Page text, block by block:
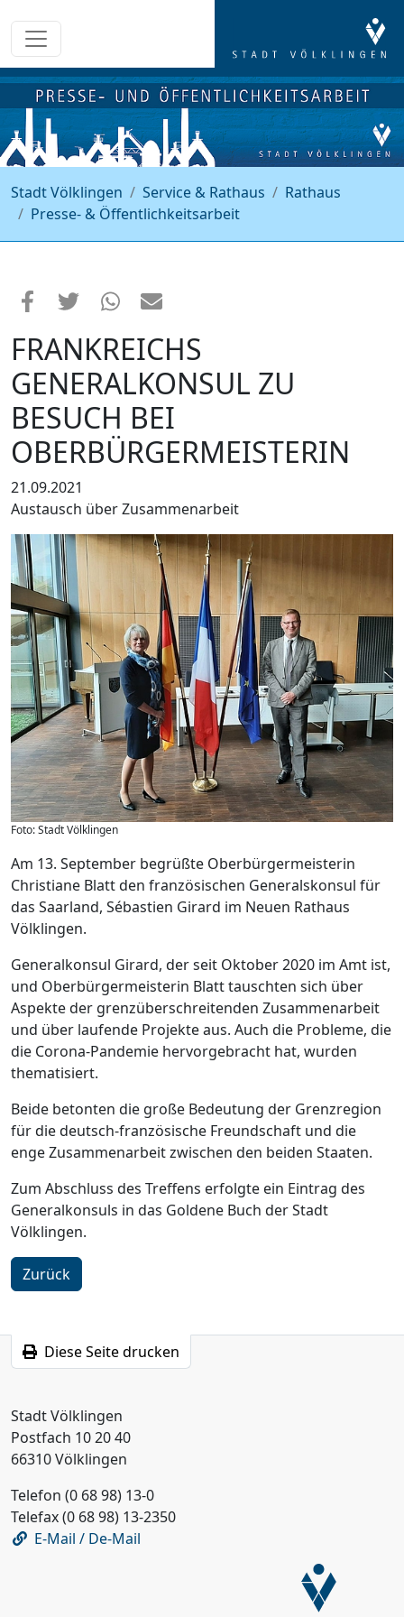
Stadt Völklingen Service & Rathaus
Rathaus
Presse- & Öffentlichkeitsarbeit
FRANKREICHS
GENERALKONSUL ZU
BESUCH BEI
OBERBÜRGERMEISTERIN
21.09.2021
Austausch über Zusammenarbeit
Foto: Stadt Völklingen
Am 13. September begrüßte Oberbürgermeisterin
Christiane Blatt den französischen Generalskonsul für
das Saarland, Sébastien Girard im Neuen Rathaus
Völklingen.
Generalkonsul Girard, der seit Oktober 2020 im Amt ist,
und Oberbürgermeisterin Blatt tauschten sich über
Aspekte der grenzüberschreitenden Zusammenarbeit
und über laufende Projekte aus. Auch die Probleme, die
die Corona-Pandemie hervorgebracht hat, wurden
thematisiert.
Beide betonten die große Bedeutung der Grenzregion
für die deutsch-französische Freundschaft und die
enge Zusammenarbeit zwischen den beiden Staaten.
Zum Abschluss des Treffens erfolgte ein Eintrag des
Generalkonsuls in das Goldene Buch der Stadt
Völklingen.
Zurück
Diese Seite drucken
Stadt Völklingen
Postfach 10 20 40
66310 Völklingen
Telefon (0 68 98) 13-0
Telefax (0 68 98) 13-2350
E-Mail / De-Mail